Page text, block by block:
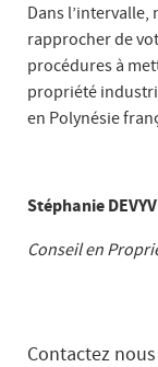
Dans l’intervalle,
rapprocher de
procédures à
propriété
en Polynésie
Stéphanie
Conseil en
Contactez nous